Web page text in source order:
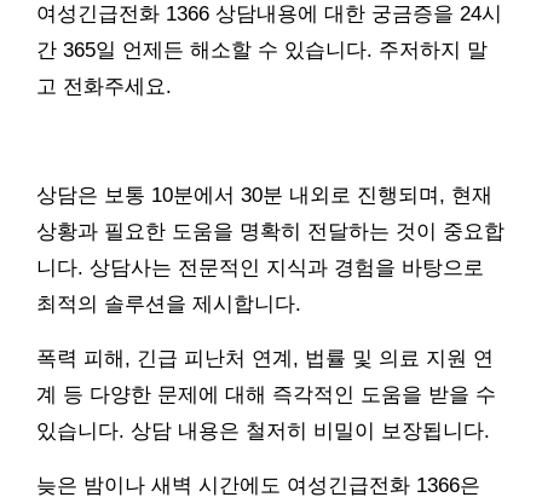
여성긴급전화 1366 상담내용에 대한 궁금증을 24시
간 365일 언제든 해소할 수 있습니다. 주저하지 말
고 전화주세요.
상담은 보통 10분에서 30분 내외로 진행되며, 현재
상황과 필요한 도움을 명확히 전달하는 것이 중요합
니다. 상담사는 전문적인 지식과 경험을 바탕으로
최적의 솔루션을 제시합니다.
폭력 피해, 긴급 피난처 연계, 법률 및 의료 지원 연
계 등 다양한 문제에 대해 즉각적인 도움을 받을 수
있습니다. 상담 내용은 철저히 비밀이 보장됩니다.
늦은 밤이나 새벽 시간에도 여성긴급전화 1366은